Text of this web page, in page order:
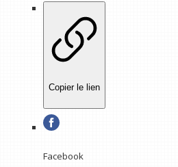
Copier le lien
Facebook